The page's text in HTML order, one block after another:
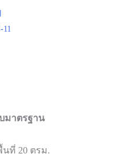
มาตรฐาน
นที่ 20 ตรม.